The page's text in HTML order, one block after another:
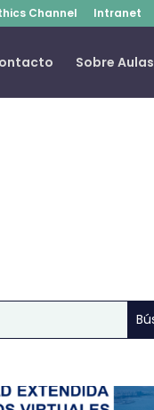
Channel Intranet
Sobre Aulas